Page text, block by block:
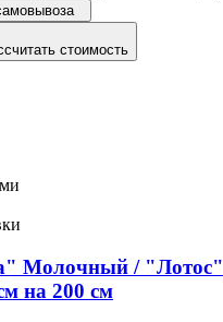
стоимость
Молочный / "Лотос"
на 200 см